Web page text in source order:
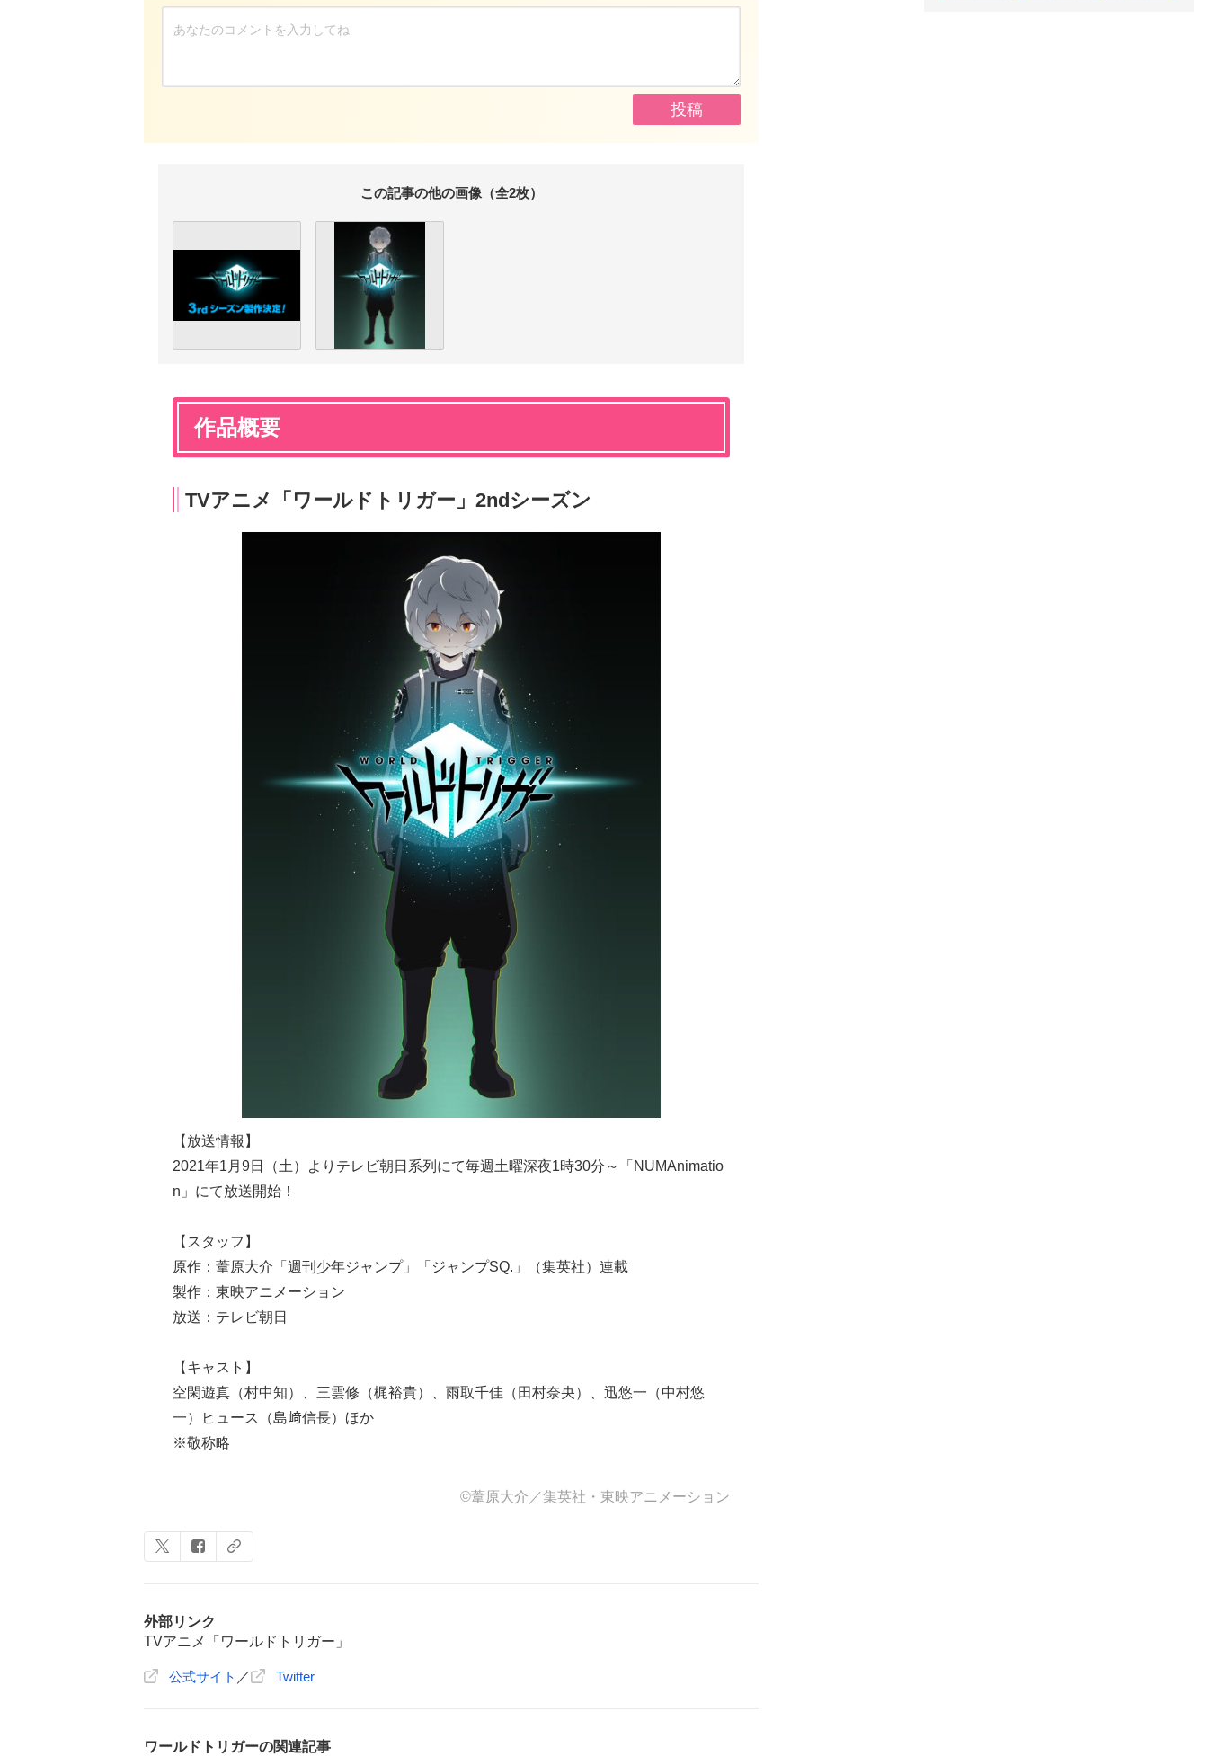
この記事の他の画像（全2枚）
作品概要
TVアニメ「ワールドトリガー」2ndシーズン
【放送情報】
2021年1月9日（土）よりテレビ朝日系列にて毎週土曜深夜1時30分～「NUMAnimatio
n」にて放送開始！
【スタッフ】
原作：葦原大介「週刊少年ジャンプ」「ジャンプSQ.」（集英社）連載
製作：東映アニメーション
放送：テレビ朝日
【キャスト】
空閑遊真（村中知）、三雲修（梶裕貴）、雨取千佳（田村奈央）、迅悠一（中村悠
一）ヒュース（島﨑信長）ほか
※敬称略
©葦原大介／集英社・東映アニメーション
外部リンク
TVアニメ「ワールドトリガー」
公式サイト ／ Twitter
ワールドトリガーの関連記事